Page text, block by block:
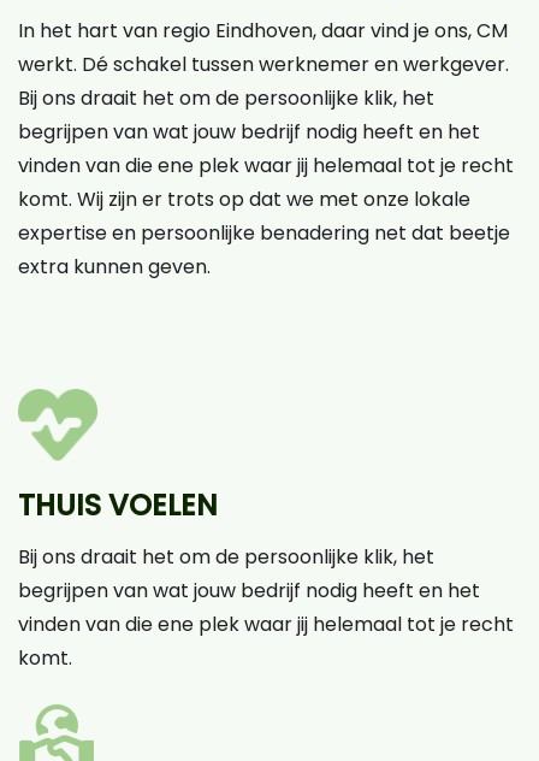
In het hart van regio Eindhoven, daar vind je ons, CM
werkt. Dé schakel tussen werknemer en werkgever.
Bij ons draait het om de persoonlijke klik, het
begrijpen van wat jouw bedrijf nodig heeft en het
vinden van die ene plek waar jij helemaal tot je recht
komt. Wij zijn er trots op dat we met onze lokale
expertise en persoonlijke benadering net dat beetje
extra kunnen geven.
THUIS VOELEN
Bij ons draait het om de persoonlijke klik, het
begrijpen van wat jouw bedrijf nodig heeft en het
vinden van die ene plek waar jij helemaal tot je recht
komt.